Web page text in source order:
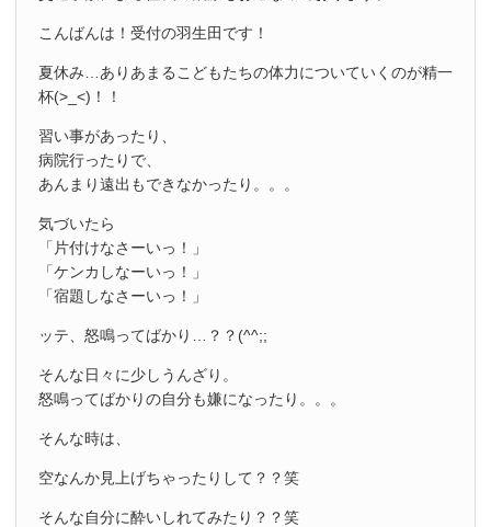
こんばんは！受付の羽生田です！
夏休み…ありあまるこどもたちの体力についていくのが精一
杯(>_<)！！
習い事があったり、
病院行ったりで、
あんまり遠出もできなかったり。。。
気づいたら
「片付けなさーいっ！」
「ケンカしなーいっ！」
「宿題しなさーいっ！」
ッテ、怒鳴ってばかり…？？(^^;;
そんな日々に少しうんざり。
怒鳴ってばかりの自分も嫌になったり。。。
そんな時は、
空なんか見上げちゃったりして？？笑
そんな自分に酔いしれてみたり？？笑